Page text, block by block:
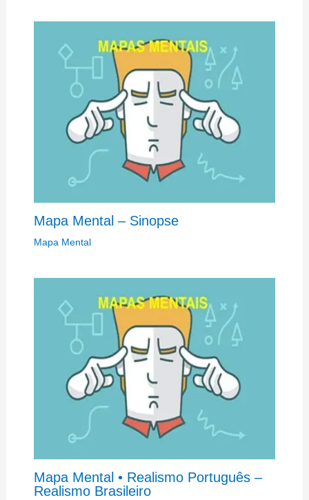
Mapa Mental – Sinopse
Mapa Mental
Mapa Mental • Realismo Português –
Realismo Brasileiro